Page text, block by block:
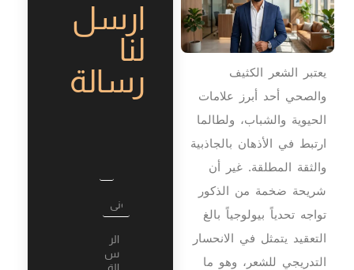
يعتبر الشعر الكثيف
والصحي أحد أبرز علامات
الحيوية والشباب، ولطالما
ارتبط في الأذهان بالجاذبية
والثقة المطلقة. غير أن
شريحة ضخمة من الذكور
تواجه تحدياً بيولوجياً بالغ
التعقيد يتمثل في الانحسار
التدريجي للشعر، وهو ما
ارسل
لنا
رسالة